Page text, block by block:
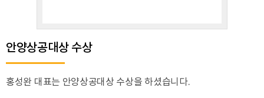
안양상공대상 수상
홍성완 대표는 안양상공대상 수상을 하셨습니다.